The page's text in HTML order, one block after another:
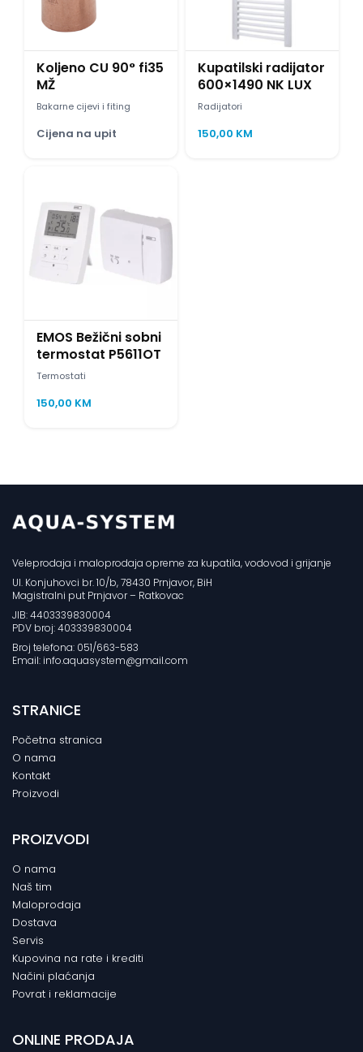
Koljeno CU 90° fi35
MŽ
Bakarne cijevi i fiting
Cijena na upit
Kupatilski radijator
600×1490 NK LUX
Radijatori
150,00 KM
EMOS Bežični sobni
termostat P5611OT
Termostati
150,00 KM
Veleprodaja i maloprodaja opreme za kupatila, vodovod i grijanje
Ul. Konjuhovci br. 10/b, 78430 Prnjavor, BiH
Magistralni put Prnjavor – Ratkovac
JIB: 4403339830004
PDV broj: 403339830004
Broj telefona: 051/663-583
Email: info.aquasystem@gmail.com
STRANICE
Početna stranica
O nama
Kontakt
Proizvodi
PROIZVODI
O nama
Naš tim
Maloprodaja
Dostava
Servis
Kupovina na rate i krediti
Načini plaćanja
Povrat i reklamacije
ONLINE PRODAJA